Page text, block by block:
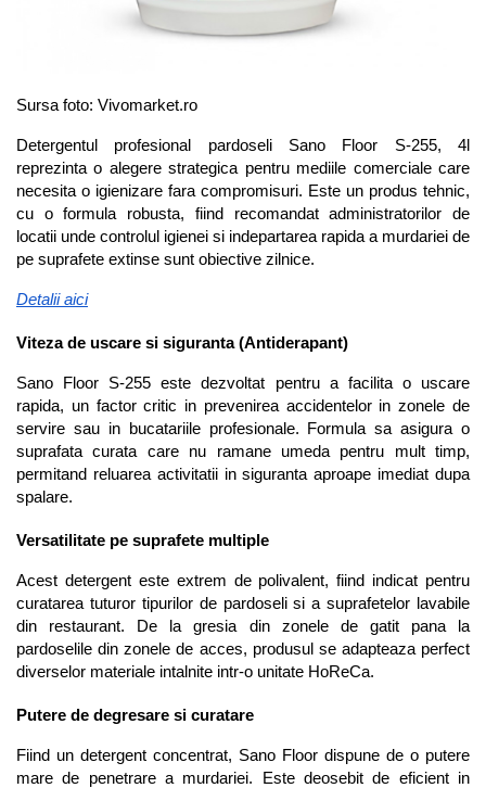
Sursa foto: Vivomarket.ro
Detergentul profesional pardoseli Sano Floor S-255, 4l
reprezinta o alegere strategica pentru mediile comerciale care
necesita o igienizare fara compromisuri. Este un produs tehnic,
cu o formula robusta, fiind recomandat administratorilor de
locatii unde controlul igienei si indepartarea rapida a murdariei de
pe suprafete extinse sunt obiective zilnice.
Detalii aici
Viteza de uscare si siguranta (Antiderapant)
Sano Floor S-255 este dezvoltat pentru a facilita o uscare
rapida, un factor critic in prevenirea accidentelor in zonele de
servire sau in bucatariile profesionale. Formula sa asigura o
suprafata curata care nu ramane umeda pentru mult timp,
permitand reluarea activitatii in siguranta aproape imediat dupa
spalare.
Versatilitate pe suprafete multiple
Acest detergent este extrem de polivalent, fiind indicat pentru
curatarea tuturor tipurilor de pardoseli si a suprafetelor lavabile
din restaurant. De la gresia din zonele de gatit pana la
pardoselile din zonele de acces, produsul se adapteaza perfect
diverselor materiale intalnite intr-o unitate HoReCa.
Putere de degresare si curatare
Fiind un detergent concentrat, Sano Floor dispune de o putere
mare de penetrare a murdariei. Este deosebit de eficient in